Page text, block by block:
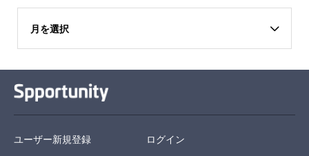
月を選択
ユーザー新規登録 ログイン